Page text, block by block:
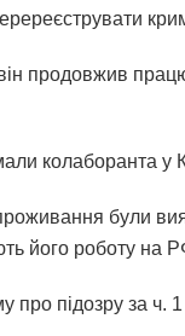
продовжив
колаборанта у
були
його роботу на
про підозру за ч.